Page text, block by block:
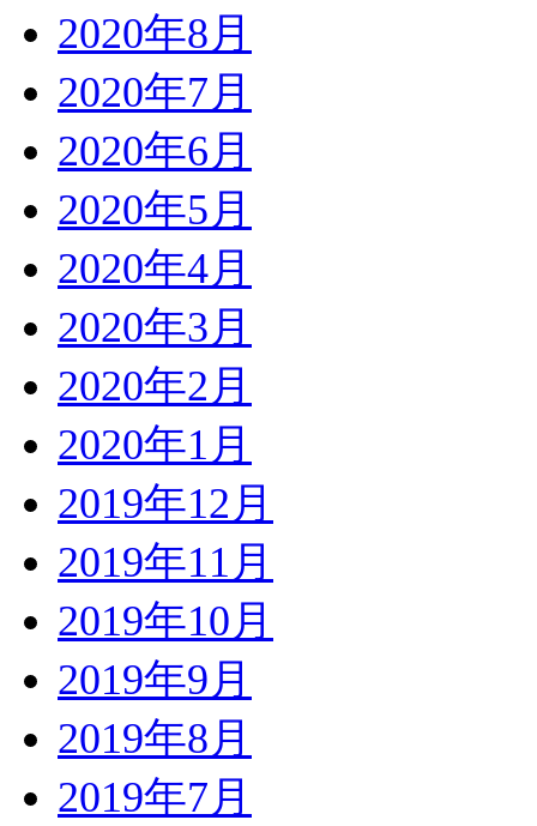
2020年8月
2020年7月
2020年6月
2020年5月
2020年4月
2020年3月
2020年2月
2020年1月
2019年12月
2019年11月
2019年10月
2019年9月
2019年8月
2019年7月